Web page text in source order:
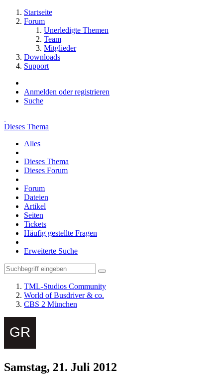
Startseite
Forum
Unerledigte Themen
Team
Mitglieder
Downloads
Support
Anmelden oder registrieren
Suche
Dieses Thema
Alles
Dieses Thema
Dieses Forum
Forum
Dateien
Artikel
Seiten
Tickets
Häufig gestellte Fragen
Erweiterte Suche
TML-Studios Community
World of Busdriver & co.
CBS 2 München
Samstag, 21. Juli 2012